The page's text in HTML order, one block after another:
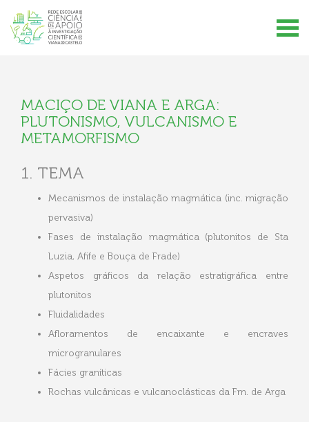
MACIÇO DE VIANA E ARGA:
PLUTONISMO, VULCANISMO E
METAMORFISMO
1. TEMA
Mecanismos de instalação magmática (inc. migração
pervasiva)
Fases de instalação magmática (plutonitos de Sta
Luzia, Afife e Bouça de Frade)
Aspetos gráficos da relação estratigráfica entre
plutonitos
Fluidalidades
Afloramentos de encaixante e encraves
microgranulares
Fácies graníticas
Rochas vulcânicas e vulcanoclásticas da Fm. de Arga